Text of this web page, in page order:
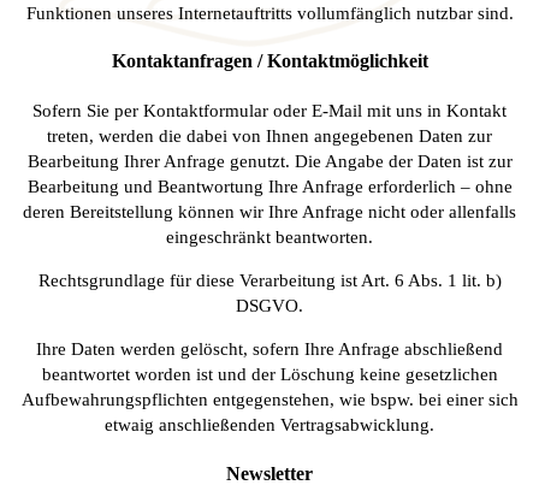
Funktionen unseres Internetauftritts vollumfänglich nutzbar sind.
Kontaktanfragen / Kontaktmöglichkeit
Sofern Sie per Kontaktformular oder E-Mail mit uns in Kontakt
treten, werden die dabei von Ihnen angegebenen Daten zur
Bearbeitung Ihrer Anfrage genutzt. Die Angabe der Daten ist zur
Bearbeitung und Beantwortung Ihre Anfrage erforderlich – ohne
deren Bereitstellung können wir Ihre Anfrage nicht oder allenfalls
eingeschränkt beantworten.
Rechtsgrundlage für diese Verarbeitung ist Art. 6 Abs. 1 lit. b)
DSGVO.
Ihre Daten werden gelöscht, sofern Ihre Anfrage abschließend
beantwortet worden ist und der Löschung keine gesetzlichen
Aufbewahrungspflichten entgegenstehen, wie bspw. bei einer sich
etwaig anschließenden Vertragsabwicklung.
Newsletter